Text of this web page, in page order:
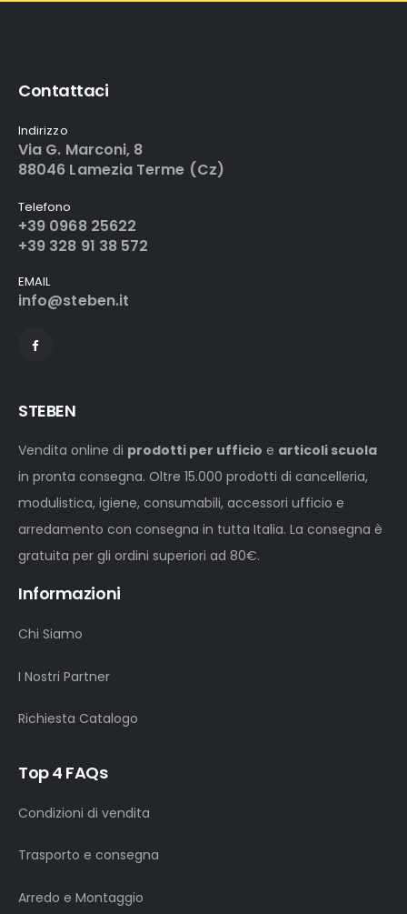
Contattaci
Indirizzo
Via G. Marconi, 8
88046 Lamezia Terme (Cz)
Telefono
+39 0968 25622
+39 328 91 38 572
EMAIL
info@steben.it
STEBEN
Vendita online di prodotti per ufficio e articoli scuola
in pronta consegna. Oltre 15.000 prodotti di cancelleria,
modulistica, igiene, consumabili, accessori ufficio e
arredamento con consegna in tutta Italia. La consegna è
gratuita per gli ordini superiori ad 80€.
Informazioni
Chi Siamo
I Nostri Partner
Richiesta Catalogo
Top 4 FAQs
Condizioni di vendita
Trasporto e consegna
Arredo e Montaggio